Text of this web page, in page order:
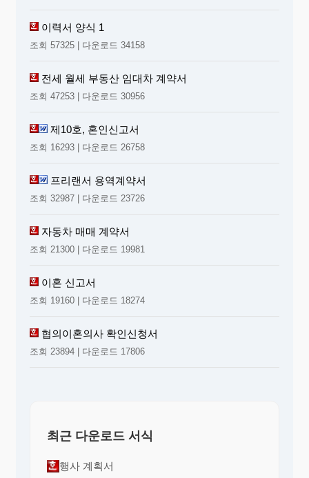
이력서 양식 1
조회 57325 | 다운로드 34158
전세 월세 부동산 임대차 계약서
조회 47253 | 다운로드 30956
제10호, 혼인신고서
조회 16293 | 다운로드 26758
프리랜서 용역계약서
조회 32987 | 다운로드 23726
자동차 매매 계약서
조회 21300 | 다운로드 19981
이혼 신고서
조회 19160 | 다운로드 18274
협의이혼의사 확인신청서
조회 23894 | 다운로드 17806
최근 다운로드 서식
행사 계획서